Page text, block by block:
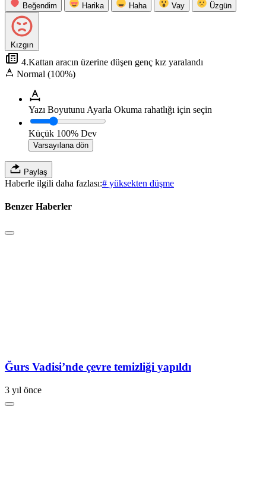
Beğendim Harika Haha Vay Üzgün
Kızgın
4.Kattan aracın üzerine düşen genç kız yaralandı
Normal (100%)
Yazı Boyutunu Ayarla Okuma rahatlığı için seçin
Küçük 100% Dev
Varsayılana dön
Paylaş
Haberle ilgili daha fazlası:# yüksekten düşme
Benzer Haberler
Ğurs Vadisi’nde çevre temizliği yapıldı
3 yıl önce